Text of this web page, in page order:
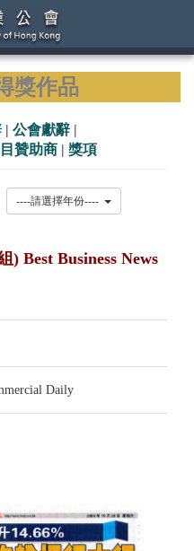
獎作品
| 公會獻辭 |
贊助商 | 獎項
) Best Business News
Daily